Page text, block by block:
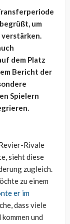
um
verstärken.
dem Platz
Bericht der
Spielern
Rivale
sieht diese
zugleich.
zu einem
er im
dass viele
und